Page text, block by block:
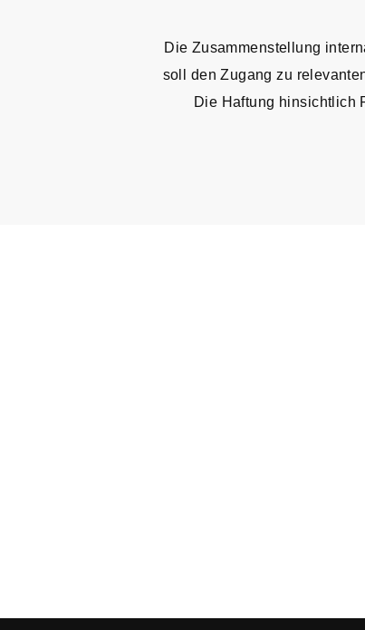
Die Zusammenstellung
soll den Zugang zu
Die Haftung hinsichtlich